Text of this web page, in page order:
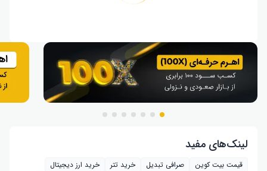
لینک‌های مفید
قیمت بیت کوین صرافی تبدیل خرید تتر
خرید ارز دیجیتال